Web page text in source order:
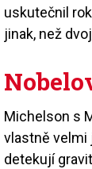
uskutečnil
jinak, než
Michelson s
vlastně velmi
detekují